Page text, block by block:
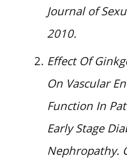
Journal of
2010.
Effect Of
On Vascular
Function In
Early Stage
Nephropathy.